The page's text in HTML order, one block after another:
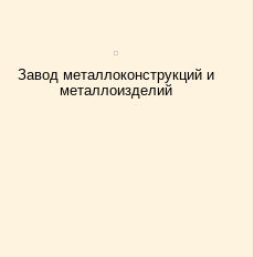
Завод металлоконструкций и
металлоизделий